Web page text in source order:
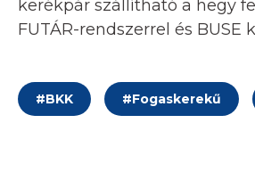
kerékpár szállítható a hegy
FUTÁR-rendszerrel és BUSE
#BKK #Fogaskerekű